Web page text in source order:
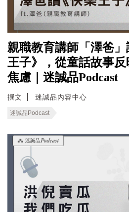
親職教育講師「澤爸
王子》，從童話故事
焦慮｜迷誠品Podcast
撰文 迷誠品內容中心
迷誠品Podcast